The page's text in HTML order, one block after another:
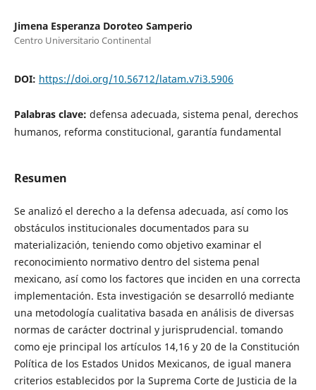
Jimena Esperanza Doroteo Samperio
Centro Universitario Continental
DOI: https://doi.org/10.56712/latam.v7i3.5906
Palabras clave: defensa adecuada, sistema penal, derechos
humanos, reforma constitucional, garantía fundamental
Resumen
Se analizó el derecho a la defensa adecuada, así como los
obstáculos institucionales documentados para su
materialización, teniendo como objetivo examinar el
reconocimiento normativo dentro del sistema penal
mexicano, así como los factores que inciden en una correcta
implementación. Esta investigación se desarrolló mediante
una metodología cualitativa basada en análisis de diversas
normas de carácter doctrinal y jurisprudencial. tomando
como eje principal los artículos 14,16 y 20 de la Constitución
Política de los Estados Unidos Mexicanos, de igual manera
criterios establecidos por la Suprema Corte de Justicia de la